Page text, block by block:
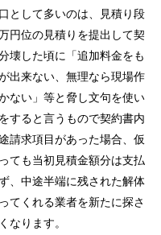
として多いのは、見積り段
円位の見積りを提出して契
壊した頃に「追加料金をも
出来ない、無理なら現場作
ない」等と脅し文句を使い
すると言うもので契約書内
請求項目があった場合、仮
ても当初見積金額分は支払
、中途半端に残された解体
てくれる業者を新たに探さ
なります。